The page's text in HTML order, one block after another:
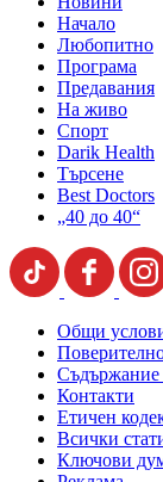
Начало
Любопитно
Програма
Предавания
На живо
Спорт
Darik Health
Търсене
Best Doctors
„40 до 40“
Общи
Съдържание
Контакти
Етичен
Всички
Ключови